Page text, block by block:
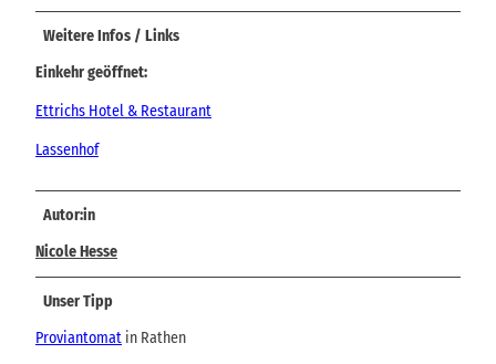
Weitere Infos / Links
Einkehr geöffnet:
Ettrichs Hotel & Restaurant
Lassenhof
Autor:in
Nicole Hesse
Unser Tipp
Proviantomat in Rathen